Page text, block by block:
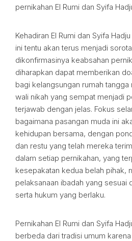
pernikahan El Rumi dan Syifa
Kehadiran El Rumi dan Syifa
ini tentu akan terus menjadi
dikonfirmasinya keabsahan
diharapkan dapat memberikan
bagi kelangsungan rumah
wali nikah yang sempat menjadi
terjawab dengan jelas. Fokus
bagaimana pasangan muda ini
kehidupan bersama, dengan
dan restu yang telah mereka
dalam setiap pernikahan, yang
kesepakatan kedua belah pihak,
pelaksanaan ibadah yang sesuai
serta hukum yang berlaku.
Pernikahan El Rumi dan Syifa
berbeda dari tradisi umum